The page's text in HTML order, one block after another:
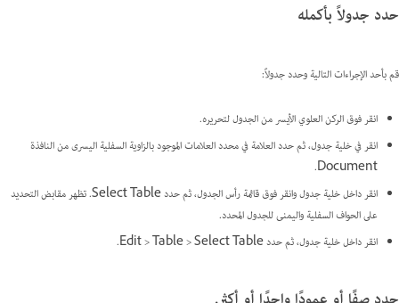
حدد جدولاً بأكمله
قم بأحد الإجراءات التالية وحدد جدولاً:
انقر فوق الركن العلوي الأيسر من الجدول لتحريره.
انقر في خلية جدول، ثم حدد العلامة في محدد العلامات الموجود بالزاوية السفلية اليسرى من النافذة
Document.
انقر داخل خلية جدول وانقر فوق قائمة رأس الجدول، ثم حدد Select Table. تظهر مقابض التحديد
على الحواف السفلية واليمنى للجدول المحدد.
انقر داخل خلية جدول، ثم حدد Edit > Table > Select Table.